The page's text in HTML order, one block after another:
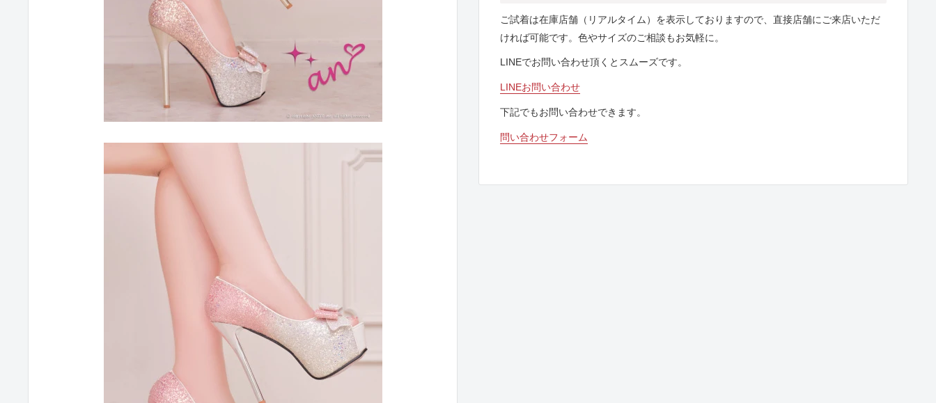
ご試着は在庫店舗（リアルタイム）を表示しておりますので、直接店舗にご来店いただ
ければ可能です。色やサイズのご相談もお気軽に。
LINEでお問い合わせ頂くとスムーズです。
LINEお問い合わせ
下記でもお問い合わせできます。
問い合わせフォーム